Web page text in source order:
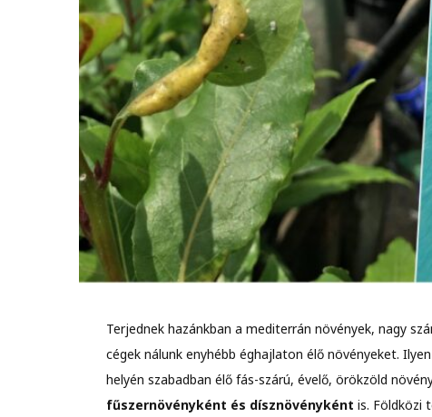
Terjednek hazánkban a mediterrán növények, nagy
cégek nálunk enyhébb éghajlaton élő növényeket.
helyén szabadban élő fás-szárú, évelő, örökzöld
fűszernövényként és dísznövényként is. Földközi